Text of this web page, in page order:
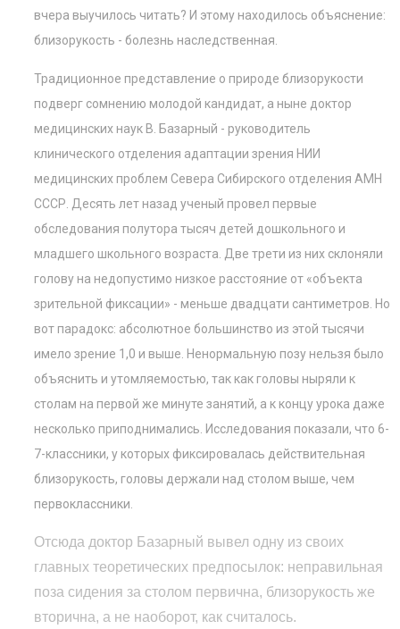
вчера выучилось читать? И этому находилось объяснение:
близорукость - болезнь наследственная.
Традиционное представление о природе близорукости
подверг сомнению молодой кандидат, а ныне доктор
медицинских наук В. Базарный - руководитель
клинического отделения адаптации зрения НИИ
медицинских проблем Севера Сибирского отделения АМН
СССР. Десять лет назад ученый провел первые
обследования полутора тысяч детей дошкольного и
младшего школьного возраста. Две трети из них склоняли
голову на недопустимо низкое расстояние от «объекта
зрительной фиксации» - меньше двадцати сантиметров. Но
вот парадокс: абсолютное большинство из этой тысячи
имело зрение 1,0 и выше. Ненормальную позу нельзя было
объяснить и утомляемостью, так как головы ныряли к
столам на первой же минуте занятий, а к концу урока даже
несколько приподнимались. Исследования показали, что 6-
7-классники, у которых фиксировалась действительная
близорукость, головы держали над столом выше, чем
первоклассники.
Отсюда доктор Базарный вывел одну из своих
главных теоретических предпосылок: неправильная
поза сидения за столом первична, близорукость же
вторична, а не наоборот, как считалось.